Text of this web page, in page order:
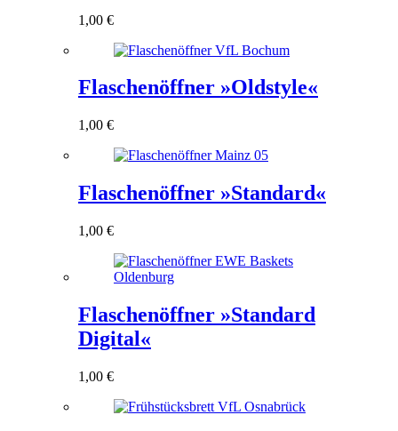
1,00 €
Flaschenöffner »Oldstyle«
1,00 €
Flaschenöffner »Standard«
1,00 €
Flaschenöffner »Standard
Digital«
1,00 €